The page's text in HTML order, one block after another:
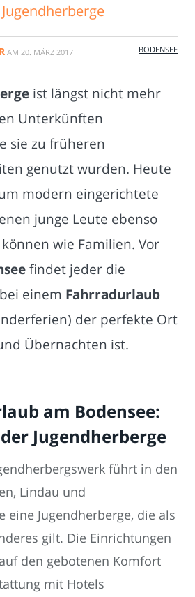
AM 20. MÄRZ 2017 BODENSEE
ist längst nicht mehr
Unterkünften
sie zu früheren
genutzt wurden. Heute
modern eingerichtete
junge Leute ebenso
wie Familien. Vor
findet jeder die
einem Fahrradurlaub
der perfekte Ort
Übernachten ist.
am Bodensee:
Jugendherberge
führt in den
Lindau und
eine Jugendherberge, die als
gilt. Die Einrichtungen
den gebotenen Komfort
mit Hotels